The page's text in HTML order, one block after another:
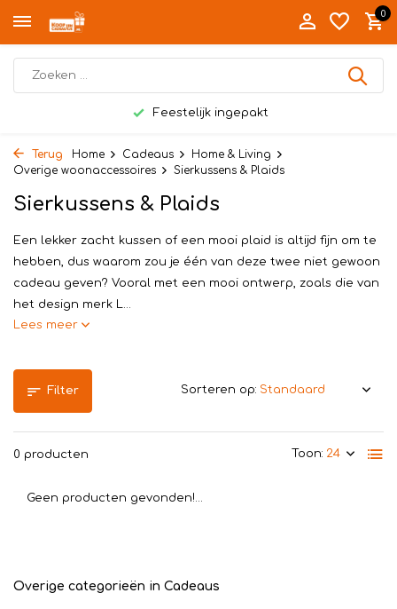
0
Feestelijk ingepakt
Terug Home Cadeaus
Home & Living
Overige woonaccessoires
Sierkussens & Plaids
Sierkussens & Plaids
Een lekker zacht kussen of een mooi plaid is altijd fijn om te
hebben, dus waarom zou je één van deze twee niet gewoon
cadeau geven? Vooral met een mooi ontwerp, zoals die van
het design merk L...
Lees meer
Filter
0 producten Toon:
Sorteren op:
Geen producten gevonden!...
Overige categorieën in Cadeaus